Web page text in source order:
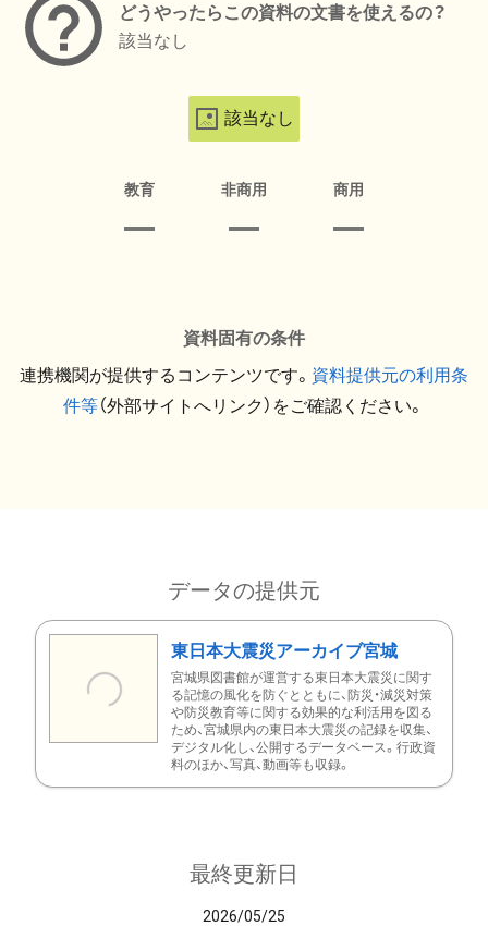
どうやったらこの資料の文書を使えるの？
該当なし
該当なし
教育 非商用 商用
資料固有の条件
連携機関が提供するコンテンツです。 資料提供元の利用条
件等（外部サイトへリンク）をご確認ください。
データの提供元
東日本大震災アーカイブ宮城
宮城県図書館が運営する東日本大震災に関す
る記憶の風化を防ぐとともに、防災・減災対策
や防災教育等に関する効果的な利活用を図る
ため、宮城県内の東日本大震災の記録を収集、
デジタル化し、公開するデータベース。行政資
料のほか、写真、動画等も収録。
最終更新日
2026/05/25